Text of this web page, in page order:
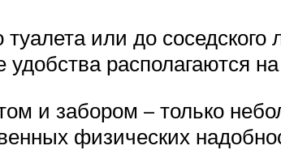
или до
удобства располагаются
и забором – только
физических